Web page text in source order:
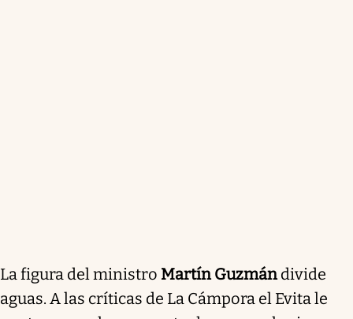
La figura del ministro Martín Guzmándivide
aguas. A las críticas de La Cámpora el Evita le